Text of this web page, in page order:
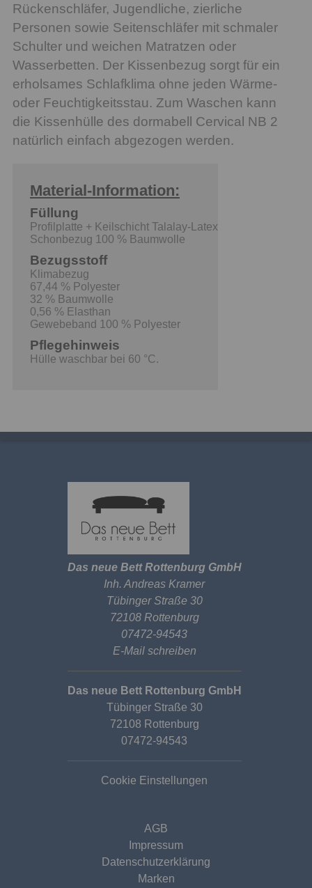
Rückenschläfer, Jugendliche, zierliche
Personen sowie Seitenschläfer mit schmaler
Schulter und weichen Matratzen oder
Wasserbetten. Der Kissenbezug sorgt für ein
erholsames Schlafklima ohne jeden Wärme-
oder Feuchtigkeitsstau. Zum Waschen kann
die Kissenhülle des dormabell Cervical NB 2
natürlich einfach abgezogen werden.
Material-Information:
Füllung
Profilplatte + Keilschicht Talalay-Latex
Schonbezug 100 % Baumwolle
Bezugsstoff
Klimabezug
67,44 % Polyester
32 % Baumwolle
0,56 % Elasthan
Gewebeband 100 % Polyester
Pflegehinweis
Hülle waschbar bei 60 °C.
Das neue Bett Rottenburg GmbH
Inh. Andreas Kramer
Tübinger Straße 30
72108 Rottenburg
07472-94543
E-Mail schreiben
Das neue Bett Rottenburg GmbH
Tübinger Straße 30
72108 Rottenburg
07472-94543
Cookie Einstellungen
AGB
Impressum
Datenschutzerklärung
Marken